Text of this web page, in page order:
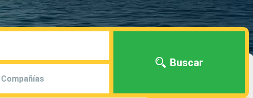
Compañías
Buscar